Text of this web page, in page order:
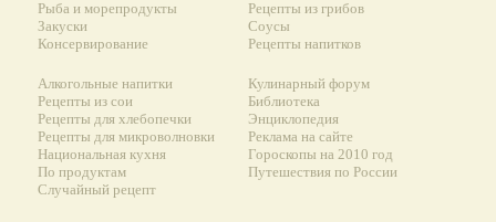
Рыба и морепродукты
Закуски
Консервирование
Рецепты из грибов
Соусы
Рецепты напитков
Алкогольные напитки
Рецепты из сои
Рецепты для хлебопечки
Рецепты для микроволновки
Национальная кухня
По продуктам
Случайный рецепт
Кулинарный форум
Библиотека
Энциклопедия
Реклама на сайте
Гороскопы на 2010 год
Путешествия по России